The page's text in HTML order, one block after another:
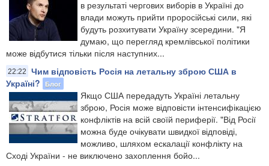
в результаті чергових виборів в Україні до
влади можуть прийти проросійські сили, які
будуть розхитувати Україну зсередини. "Я
думаю, що перегляд кремлівської політики
може відбутися тільки після наступних...
22:22
Чим відповість Росія на летальну зброю США в
Україні?
Блог
Якщо США передадуть Україні летальну
зброю, Росія може відповісти інтенсифікацією
конфліктів на всій своїй периферії. "Від Росії
можна буде очікувати швидкої відповіді,
можливо, шляхом ескалації конфлікту на
Сході України - не виключено захоплення бойо...